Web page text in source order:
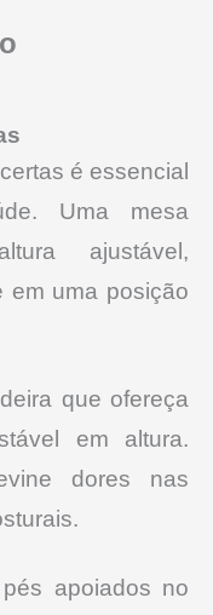
é essencial
Uma mesa
ajustável,
em uma posição
que ofereça
em altura.
dores nas
apoiados no